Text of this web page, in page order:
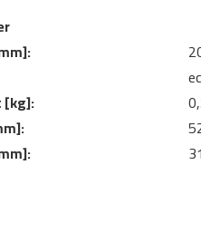
[kg]: